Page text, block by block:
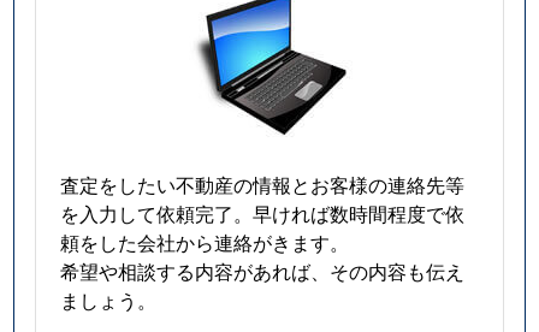
査定をしたい不動産の情報とお客様の連絡先等
を入力して依頼完了。早ければ数時間程度で依
頼をした会社から連絡がきます。
希望や相談する内容があれば、その内容も伝え
ましょう。